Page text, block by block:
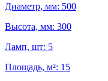
Диаметр, мм: 500
Высота, мм: 300
Ламп, шт: 5
Площадь, м²: 15